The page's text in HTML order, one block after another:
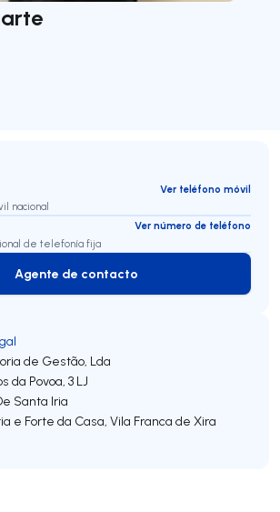
Ver teléfono móvil
nacional
Ver número de teléfono
de telefonía fija
Agente de contacto
Agente de contacto
de Gestão, Lda
da Povoa, 3 LJ
Santa Iria
e Forte da Casa, Vila Franca de Xira